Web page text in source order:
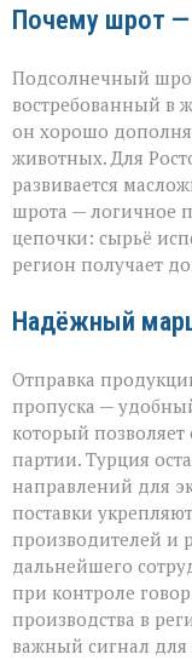
Почему шрот
Подсолнечный
востребованный в
он хорошо
животных. Для
развивается
шрота — логичное
цепочки: сырьё
регион получает
Надёжный
Отправка
пропуска —
который
партии. Турция
направлений для
поставки
производителей и
дальнейшего
при контроле
производства в
важный сигнал для